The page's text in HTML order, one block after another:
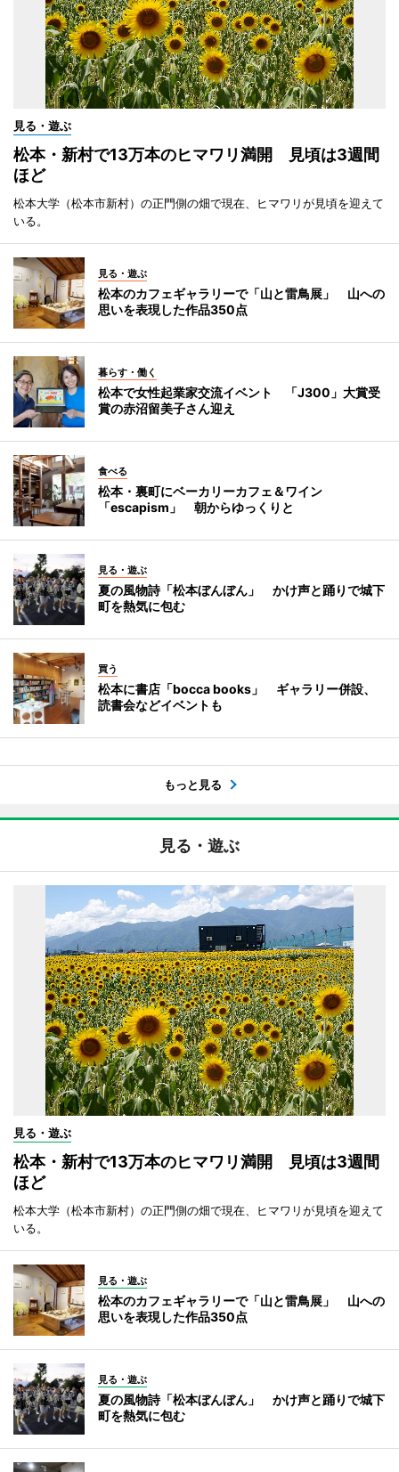
見る・遊ぶ
松本・新村で13万本のヒマワリ満開 見頃は3週間
ほど
松本大学（松本市新村）の正門側の畑で現在、ヒマワリが見頃を迎えて
いる。
見る・遊ぶ
松本のカフェギャラリーで「山と雷鳥展」 山への
思いを表現した作品350点
暮らす・働く
松本で女性起業家交流イベント 「J300」大賞受
賞の赤沼留美子さん迎え
食べる
松本・裏町にベーカリーカフェ＆ワイン
「escapism」 朝からゆっくりと
見る・遊ぶ
夏の風物詩「松本ぼんぼん」 かけ声と踊りで城下
町を熱気に包む
買う
松本に書店「bocca books」 ギャラリー併設、
読書会などイベントも
もっと見る
見る・遊ぶ
見る・遊ぶ
松本・新村で13万本のヒマワリ満開 見頃は3週間
ほど
松本大学（松本市新村）の正門側の畑で現在、ヒマワリが見頃を迎えて
いる。
見る・遊ぶ
松本のカフェギャラリーで「山と雷鳥展」 山への
思いを表現した作品350点
見る・遊ぶ
夏の風物詩「松本ぼんぼん」 かけ声と踊りで城下
町を熱気に包む